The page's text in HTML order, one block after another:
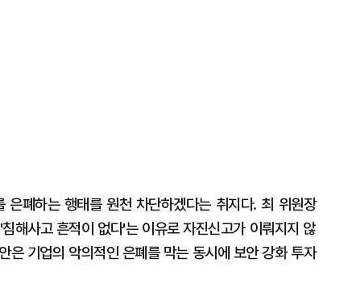
폐하는 행태를 원천 차단하겠다는 취지다. 최 위원장
해사고 흔적이 없다'는 이유로 자진신고가 이뤄지지 않
은 기업의 악의적인 은폐를 막는 동시에 보안 강화 투자